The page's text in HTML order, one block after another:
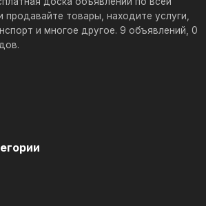
продавайте товары, находите услуги,
и многое другое. 9 объявлений, 0